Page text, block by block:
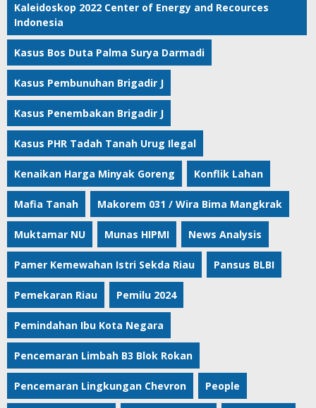
Kaleidoskop 2022 Center of Energy and Recources
Indonesia
Kasus Bos Duta Palma Surya Darmadi
Kasus Pembunuhan Brigadir J
Kasus Penembakan Brigadir J
Kasus PHR Tadah Tanah Urug Ilegal
Kenaikan Harga Minyak Goreng Konflik Lahan
Mafia Tanah Makorem 031 / Wira Bima Mangkrak
Muktamar NU Munas HIPMI News Analysis
Pamer Kemewahan Istri Sekda Riau Pansus BLBI
Pemekaran Riau Pemilu 2024
Pemindahan Ibu Kota Negara
Pencemaran Limbah B3 Blok Rokan
Pencemaran Lingkungan Chevron People